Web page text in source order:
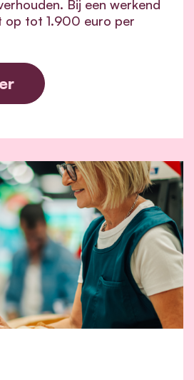
Bij een werkend
op tot 1.900 euro per